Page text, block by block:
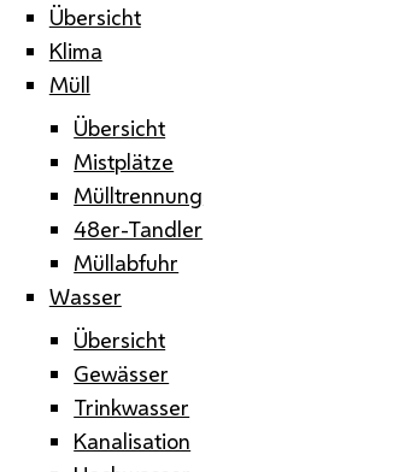
Übersicht
Klima
Müll
Übersicht
Mistplätze
Mülltrennung
48er-Tandler
Müllabfuhr
Wasser
Übersicht
Gewässer
Trinkwasser
Kanalisation